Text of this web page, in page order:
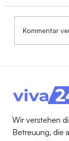
Familien
Kommentar
Wir verstehen
Betreuung, die